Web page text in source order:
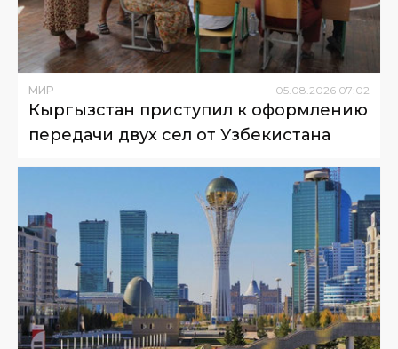
МИР 05.08.2026 07:02
Кыргызстан приступил к оформлению
передачи двух сел от Узбекистана